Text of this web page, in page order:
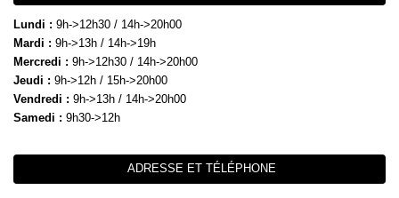
Lundi : 9h->12h30 / 14h->20h00
Mardi : 9h->13h / 14h->19h
Mercredi : 9h->12h30 / 14h->20h00
Jeudi : 9h->12h / 15h->20h00
Vendredi : 9h->13h / 14h->20h00
Samedi : 9h30->12h
ADRESSE ET TÉLÉPHONE